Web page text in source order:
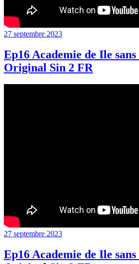
Publié
27 septembre 2023
Ep16 Academie de Ile
Original Sin 2 FR
Publié
27 septembre 2023
Ep16 Academie de Ile